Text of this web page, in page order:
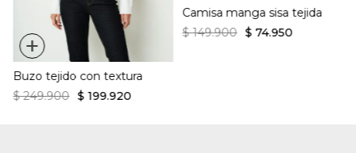
+
Buzo tejido con textura
$ 249.900 $ 199.920
Camisa manga sisa tejida
$ 149.900 $ 74.950